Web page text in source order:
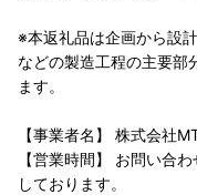
※本返礼品は企画から設
などの製造工程の主要部
ます。
【事業者名】 株式会社
【営業時間】 お問い合
しております。